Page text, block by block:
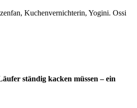
Kuchenvernichterin, Yogini. Ossi
ständig kacken müssen – ein